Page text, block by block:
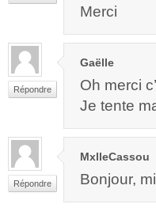
Merci
Répondre
Gaëlle
Oh merci
Je tente
Répondre
MxlleCassou
Bonjour,